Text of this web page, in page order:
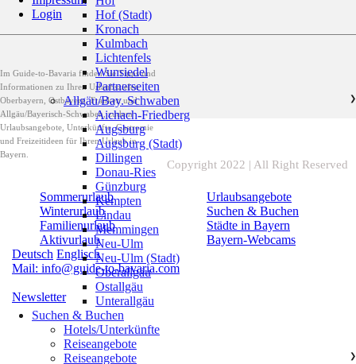
Login
Im Guide-to-Bavaria finden Sie Tipps und
Informationen zu Ihren Urlaubszielen
Oberbayern, Ostbayern, Franken und
Allgäu/Bayerisch-Schwaben, zudem
Urlaubsangebote, Unterkünfte, Gastromie
und Freizeitideen für Ihren Urlaub in
Bayern.
Sommerurlaub
Winterurlaub
Familienurlaub
Aktivurlaub
Urlaubsangebote
Suchen & Buchen
Städte in Bayern
Bayern-Webcams
Deutsch Englisch
Mail: info@guide-to-bavaria.com
Newsletter
Copyright 2022 | All Right Reserved
Hof (Stadt)
Kronach
Kulmbach
Lichtenfels
Wunsiedel
Partnerseiten
Allgäu/Bay. Schwaben
❯
Aichach-Friedberg
Augsburg
Augsburg (Stadt)
Dillingen
Donau-Ries
Günzburg
Kempten
Lindau
Memmingen
Neu-Ulm
Neu-Ulm (Stadt)
Oberallgäu
Ostallgäu
Unterallgäu
Suchen & Buchen
Hotels/Unterkünfte
Reiseangebote
Reiseangebote
❯